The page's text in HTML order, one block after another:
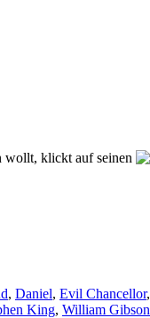
wollt, klickt auf seinen
, Daniel, Evil Chancellor,
King, William Gibson